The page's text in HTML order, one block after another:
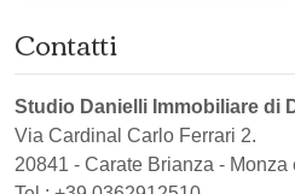
Contatti
Studio Danielli Immobiliare di
Via Cardinal Carlo Ferrari 2.
20841 - Carate Brianza - Monza